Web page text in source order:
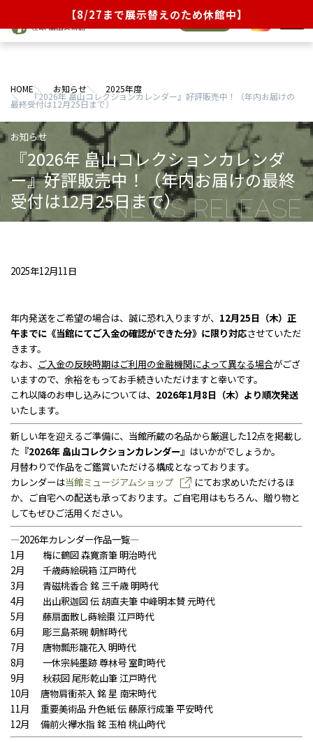
【8/27まで展示替えのため休館中】
オンライン
チケット JA
イベント・ラーニング
当館について
コレクション
来館のご案内
お知らせ
お問い合わせ
個人情報保護方針
サイトマップ
荏原畠山記念文化財団について
HOME お知らせ 2025年度
『2026年 畠山コレクションカレンダー』好評販売中！（年内お届けの
最終受付は12月25日まで）
『2026年 畠山コレクションカレンダ
ー』好評販売中！（年内お届けの最終
受付は12月25日まで）
2025年12月11日
年内発送をご希望の場合は、誠に恐れ入りますが、 12月25日（木）正
午までに《当館にてご入金の確認ができた分》に限り対応させていただ
きます。
なお、 ご入金の反映時期はご利用の金融機関によって異なる場合がござ
いますので、余裕をもってお手続きいただけますと幸いです。
これ以降のお申し込みについては、 2026年1月8日（木）より順次発送
いたします。
新しい年を迎えるご準備に、当館所蔵の名品から厳選した12点を掲載し
た 『2026年 畠山コレクションカレンダー』 はいかがでしょうか。
月替わりで作品をご鑑賞いただける構成となっております。
カレンダーは当館ミュージアムショップ
にてお求めいただけるほ
か、ご自宅への配送も承っております。ご自宅用はもちろん、贈り物と
してもぜひご活用ください。
―2026年カレンダー作品一覧―
1月 梅に鶴図 森寛斎筆 明治時代
2月 千歳蒔絵硯箱 江戸時代
3月 青磁桃香合 銘 三千歳 明時代
4月 出山釈迦図 伝 胡直夫筆 中峰明本賛 元時代
5月 藤扇面散し蒔絵棗 江戸時代
6月 彫三島茶碗 朝鮮時代
7月 唐物瓢形籠花入 明時代
8月 一休宗純墨跡 尊林号 室町時代
9月 秋萩図 尾形乾山筆 江戸時代
10月 唐物肩衝茶入 銘 星 南宋時代
11月 重要美術品 升色紙 伝 藤原行成筆 平安時代
12月 備前火襷水指 銘 玉柏 桃山時代